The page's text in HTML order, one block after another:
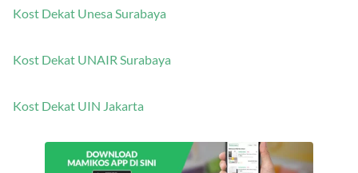
Kost Dekat Unesa Surabaya
Kost Dekat UNAIR Surabaya
Kost Dekat UIN Jakarta